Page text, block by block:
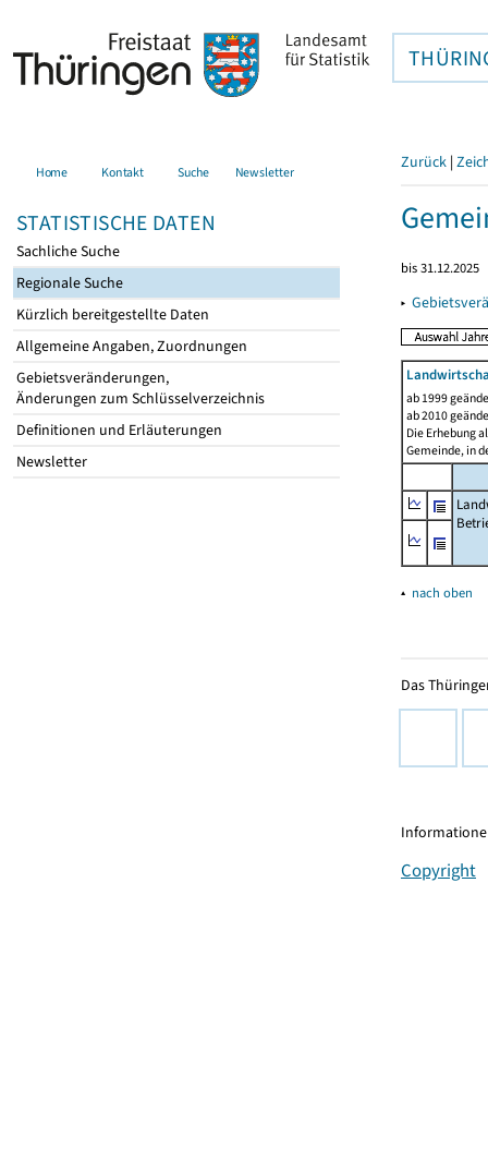
Home Kontakt Suche Newsletter
STATISTISCHE DATEN
Sachliche Suche
Regionale Suche
Kürzlich bereitgestellte Daten
Allgemeine Angaben, Zuordnungen
Gebietsveränderungen,
Änderungen zum Schlüsselverzeichnis
Definitionen und Erläuterungen
Newsletter
Zurück |
bis 31.12.2025
▸
ab 1999
ab 2010
Die Erhebung
Gemeinde, in
▴ nach oben
Das
Copyright